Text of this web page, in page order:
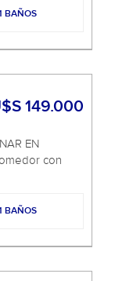
BAÑOS
149.000
EN
con
BAÑOS